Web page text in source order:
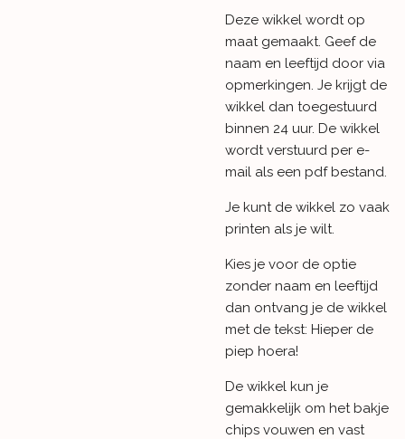
Deze wikkel wordt op
maat gemaakt. Geef de
naam en leeftijd door via
opmerkingen. Je krijgt de
wikkel dan toegestuurd
binnen 24 uur. De wikkel
wordt verstuurd per e-
mail als een pdf bestand.
Je kunt de wikkel zo vaak
printen als je wilt.
Kies je voor de optie
zonder naam en leeftijd
dan ontvang je de wikkel
met de tekst: Hieper de
piep hoera!
De wikkel kun je
gemakkelijk om het bakje
chips vouwen en vast